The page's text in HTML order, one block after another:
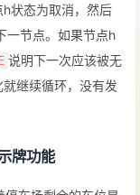
状态为取消，然后
一节点。如果节点h
说明下一次应该被无
继续循环，没有发
牌功能